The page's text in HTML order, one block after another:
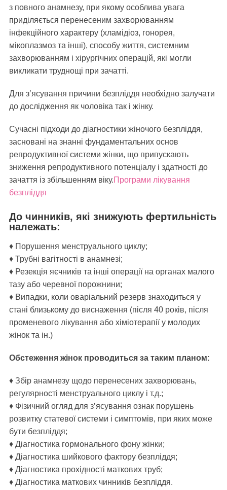
з повного анамнезу, при якому особлива увага
приділяється перенесеним захворюванням
інфекційного характеру (хламідіоз, гонорея,
мікоплазмоз та інші), способу життя, системним
захворюванням і хірургічних операцій, які могли
викликати труднощі при зачатті.
Для з’ясування причини безпліддя необхідно залучати
до дослідження як чоловіка так і жінку.
Cучасні підходи до діагностики жіночого безпліддя,
засновані на знанні фундаментальних основ
репродуктивної системи жінки, що припускають
зниження репродуктивного потенціалу і здатності до
зачаття із збільшенням віку.Програми лікування
безпліддя
До чинників, які знижують фертильність
належать:
♦ Порушення менструального циклу;
♦ Трубні вагітності в анамнезі;
♦ Резекція яєчників та інші операції на органах малого
тазу або черевної порожнини;
♦ Випадки, коли оваріальний резерв знаходиться у
стані близькому до виснаження (після 40 років, після
променевого лікування або хіміотерапії у молодих
жінок та ін.)
Обстеження жінок проводиться за таким планом:
♦ Збір анамнезу щодо перенесених захворювань,
регулярності менструального циклу і т.д.;
♦ Фізичний огляд для з’ясування ознак порушень
розвитку статевої системи і симптомів, при яких може
бути безпліддя;
♦ Діагностика гормонального фону жінки;
♦ Діагностика шийкового фактору безпліддя;
♦ Діагностика прохідності маткових труб;
♦ Діагностика маткових чинників безпліддя.